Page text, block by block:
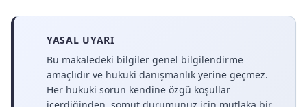
YASAL UYARI
Bu makaledeki bilgiler genel bilgilendirme
amaçlıdır ve hukuki danışmanlık yerine geçmez.
Her hukuki sorun kendine özgü koşullar